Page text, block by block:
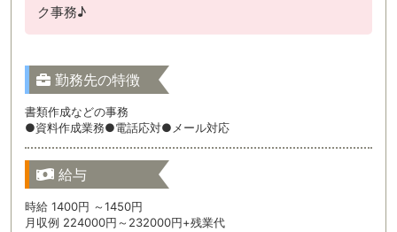
ク事務♪
勤務先の特徴
書類作成などの事務
●資料作成業務●電話応対●メール対応
給与
時給 1400円 ～1450円
月収例 224000円～232000円+残業代